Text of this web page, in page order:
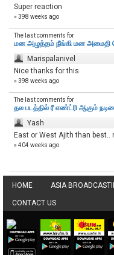
Super reaction
» 398 weeks ago
The last comments for
மன அழுத்தம் நீங்கி மன
Marispalanivel
Nice thanks for this
» 398 weeks ago
The last comments for
தல படத்தில் ரீ எண்ட்ரி ஆகும்
Yash
East or West Ajith than best..
» 404 weeks ago
HOME ASIA
CONTACT US